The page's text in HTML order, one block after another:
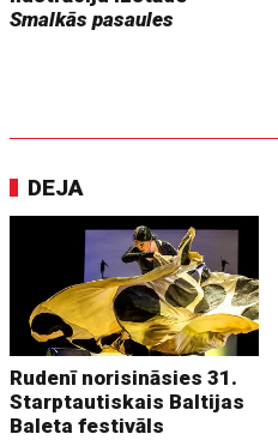
Smalkās pasaules
DEJA
Rudenī norisināsies 31.
Starptautiskais Baltijas
Baleta festivāls